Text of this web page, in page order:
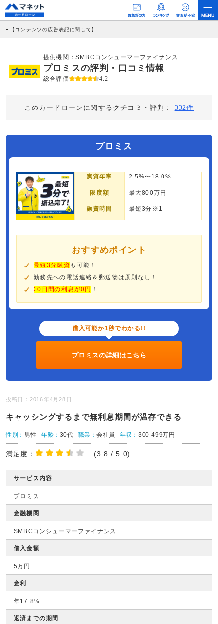
【コンテンツの広告表記に関して】
社に対して企業から紹介報酬が支払われるという収益モデルです。 ただし、特定の
商品を根拠なくPRするものではなく、当編集部の調査／ユーザーへの口コミ収集な
どに基づき、公平性を担保した情報提供を行っています。
>提携企業一覧
提供機関： SMBCコンシューマーファイナンス
プロミスの評判・口コミ情報
総合評価 4.2
このカードローンに関するクチコミ・評判： 332件
プロミス
実質年率 2.5%〜18.0%
限度額 最大800万円
融資時間 最短3分※1
おすすめポイント
最短3分融資 も可能！
勤務先への電話連絡＆郵送物は原則なし！
30日間の利息が0円
！
借入可能か1秒でわかる!!
プロミスの詳細はこちら
投稿日：2016年4月28日
キャッシングするまで無利息期間が温存できる
性別： 男性 年齢： 30代 職業：会社員 年収：300-499万円
満足度： (3.8 / 5.0)
サービス内容
プロミス
金融機関
SMBCコンシューマーファイナンス
借入金額
5万円
金利
年17.8%
返済までの期間